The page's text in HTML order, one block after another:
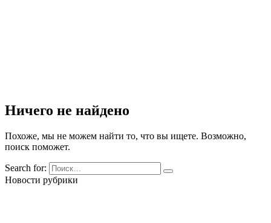
Ничего не найдено
Похоже, мы не можем найти то, что вы ищете. Возможно,
поиск поможет.
Search for:
Новости рубрики